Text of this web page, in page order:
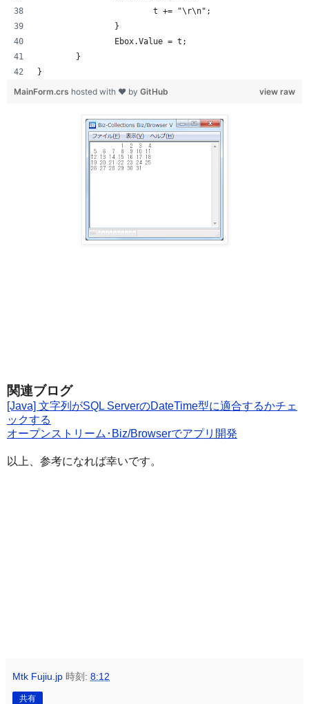
			t += "\r\n";
		}
		Ebox.Value = t;
	}
}
view raw
MainForm.crs hosted with ❤ by GitHub
関連ブログ
[Java] 文字列がSQL ServerのDateTime型に適合するかチェ
ックする
オープンストリーム･Biz/Browserでアプリ開発
以上、参考になれば幸いです。
Mtk Fujiu.jp 時刻: 8:12
共有